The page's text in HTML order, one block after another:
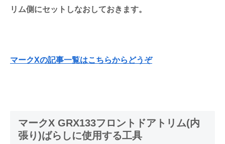
リム側にセットしなおしておきます。
マークXの記事一覧はこちらからどうぞ
マークX GRX133フロントドアトリム(内
張り)ばらしに使用する工具